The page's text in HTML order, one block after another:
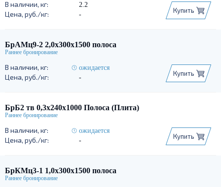
2.2
-
Купить
БрАМц9-2 2,0х300х1500 полоса
ожидается
-
Купить
БрБ2 тв 0,3х240х1000 Полоса (Плита)
ожидается
-
Купить
БрКМц3-1 1,0х300х1500 полоса